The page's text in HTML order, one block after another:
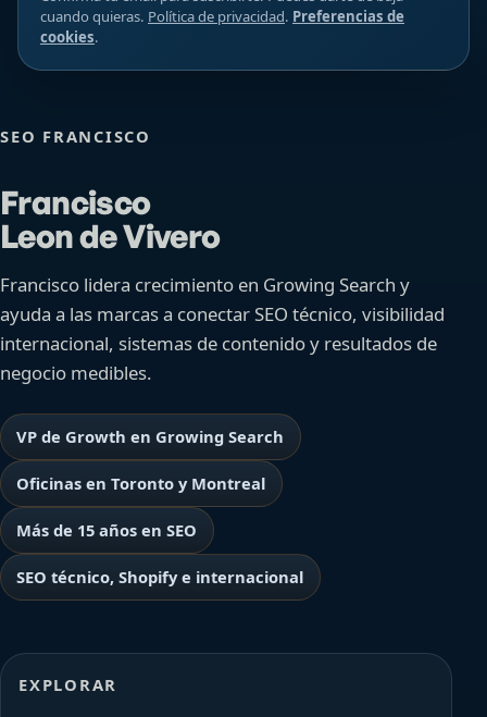
cuando quieras. Política de privacidad. Preferencias de
cookies.
SEO FRANCISCO
Francisco
Leon de Vivero
Francisco lidera crecimiento en Growing Search y
ayuda a las marcas a conectar SEO técnico, visibilidad
internacional, sistemas de contenido y resultados de
negocio medibles.
VP de Growth en Growing Search
Oficinas en Toronto y Montreal
Más de 15 años en SEO
SEO técnico, Shopify e internacional
EXPLORAR